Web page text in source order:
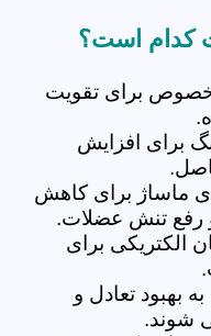
کدام است؟
برای تقویت
برای افزایش
ماساژ برای کاهش
رفع تنش عضلات.
الکتریکی برای
بهبود تعادل و
شوند.